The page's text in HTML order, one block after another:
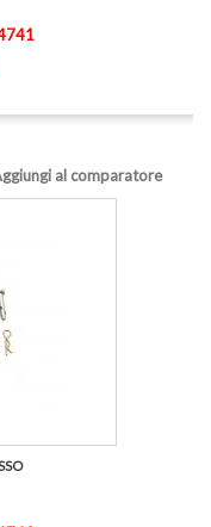
al comparatore